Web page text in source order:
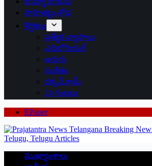
సాహిత్యం-శోభ
శీర్షికలు
ప్రత్యేక వ్యాసాలు
ఎడిటోరియల్
అరుగు
సంకేతం
దక్కన్.కామ్
24 గంటలు
EPaper
ముఖ్యాంశాలు